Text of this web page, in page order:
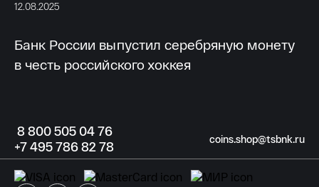
12.08.2025
Банк России выпустил серебряную монету
в честь российского хоккея
8800 50504 76
+7495 78682 78 coins.shop@tsbnk.ru